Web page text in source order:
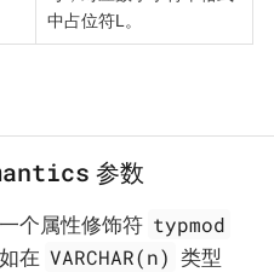
中占位符L。
参数
个属性修饰符 typmod
在 VARCHAR(n) 类型